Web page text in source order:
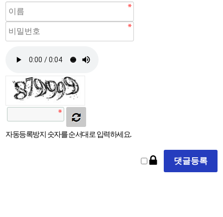
자동등록방지 숫자를 순서대로 입력하세요.